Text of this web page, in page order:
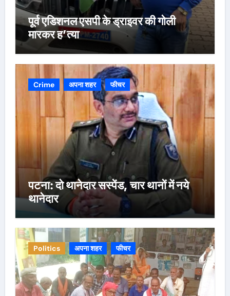
पूर्व एडिशनल एसपी के ड्राइवर की गोली
मारकर ह’त्या
Crime अपना शहर फीचर
पटना: दो थानेदार सस्पेंड, चार थानों में नये
थानेदार
Politics अपना शहर फीचर